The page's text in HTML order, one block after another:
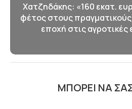
Χατζηδάκης: «160 εκατ.
φέτος στους
εποχή στις αγροτικές
ΜΠΟΡΕΊ ΝΑ